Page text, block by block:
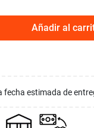
Añadir al
fecha estimada de